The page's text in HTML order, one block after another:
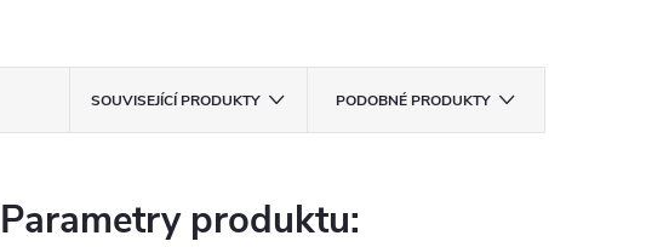
SOUVISEJÍCÍ PRODUKTY PODOBNÉ PRODUKTY
Parametry produktu: